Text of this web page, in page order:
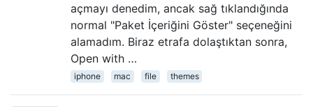
açmayı denedim, ancak sağ tıklandığında
normal "Paket İçeriğini Göster" seçeneğini
alamadım. Biraz etrafa dolaştıktan sonra,
Open with …
iphone mac file themes